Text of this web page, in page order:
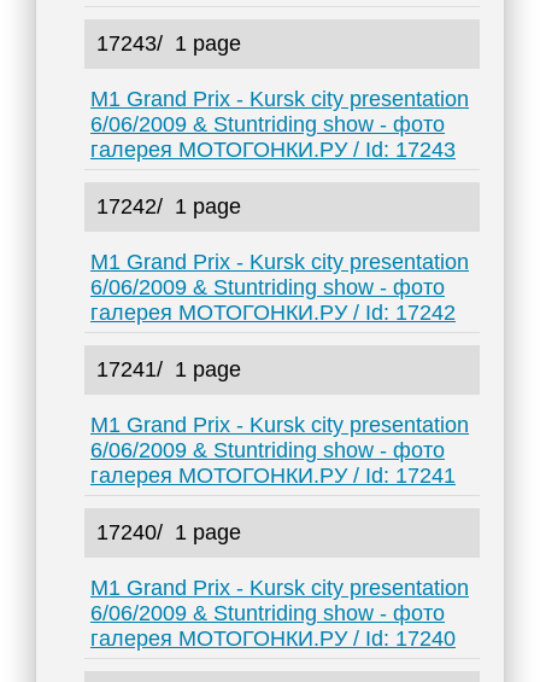
17243/ 1 page
M1 Grand Prix - Kursk city presentation
6/06/2009 & Stuntriding show - фото
галерея МОТОГОНКИ.РУ / Id: 17243
17242/ 1 page
M1 Grand Prix - Kursk city presentation
6/06/2009 & Stuntriding show - фото
галерея МОТОГОНКИ.РУ / Id: 17242
17241/ 1 page
M1 Grand Prix - Kursk city presentation
6/06/2009 & Stuntriding show - фото
галерея МОТОГОНКИ.РУ / Id: 17241
17240/ 1 page
M1 Grand Prix - Kursk city presentation
6/06/2009 & Stuntriding show - фото
галерея МОТОГОНКИ.РУ / Id: 17240